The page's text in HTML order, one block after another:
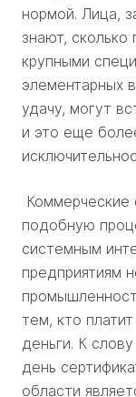
нормой. Лица,
знают,
крупными
элементарных
удачу, могут
и это еще
Коммерческие
подобную
системным
предприятиям
тем, кто
деньги. К
день
области